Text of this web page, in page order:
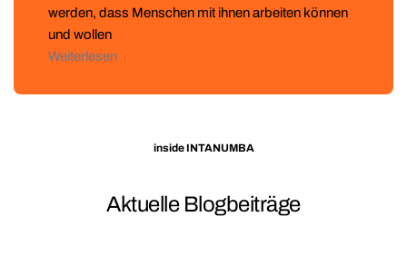
werden, dass Menschen mit ihnen arbeiten können
und wollen
Weiterlesen
inside INTANUMBA
Aktuelle Blogbeiträge